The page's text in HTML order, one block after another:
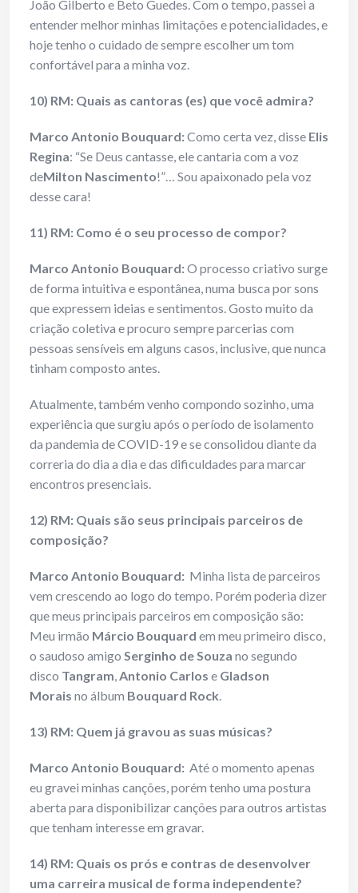
João Gilberto e Beto Guedes. Com o tempo, passei a
entender melhor minhas limitações e potencialidades, e
hoje tenho o cuidado de sempre escolher um tom
confortável para a minha voz.
10) RM: Quais as cantoras (es) que você admira?
Marco Antonio Bouquard:Como certa vez, disse Elis
Regina: “Se Deus cantasse, ele cantaria com a voz
deMilton Nascimento!”… Sou apaixonado pela voz
desse cara!
11) RM: Como é o seu processo de compor?
Marco Antonio Bouquard:O processo criativo surge
de forma intuitiva e espontânea, numa busca por sons
que expressem ideias e sentimentos. Gosto muito da
criação coletiva e procuro sempre parcerias com
pessoas sensíveis em alguns casos, inclusive, que nunca
tinham composto antes.
Atualmente, também venho compondo sozinho, uma
experiência que surgiu após o período de isolamento
da pandemia de COVID-19 e se consolidou diante da
correria do dia a dia e das dificuldades para marcar
encontros presenciais.
12) RM: Quais são seus principais parceiros de
composição?
Marco Antonio Bouquard: Minha lista de parceiros
vem crescendo ao logo do tempo. Porém poderia dizer
que meus principais parceiros em composição são:
Meu irmão Márcio Bouquard em meu primeiro disco,
o saudoso amigo Serginho de Souza no segundo
disco Tangram,Antonio Carlos e Gladson
Morais no álbum Bouquard Rock.
13) RM: Quem já gravou as suas músicas?
Marco Antonio Bouquard: Até o momento apenas
eu gravei minhas canções, porém tenho uma postura
aberta para disponibilizar canções para outros artistas
que tenham interesse em gravar.
14) RM: Quais os prós e contras de desenvolver
uma carreira musical de forma independente?